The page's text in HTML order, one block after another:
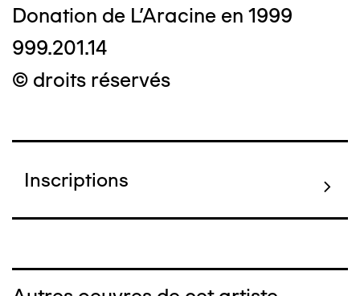
Donation de L'Aracine en 1999
999.201.14
© droits réservés
Inscriptions